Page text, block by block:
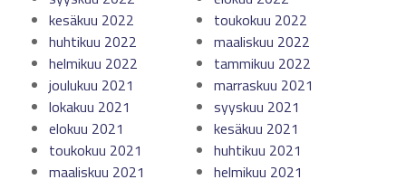
kesäkuu 2022
toukokuu 2022
huhtikuu 2022
maaliskuu 2022
helmikuu 2022
tammikuu 2022
joulukuu 2021
marraskuu 2021
lokakuu 2021
syyskuu 2021
elokuu 2021
kesäkuu 2021
toukokuu 2021
huhtikuu 2021
maaliskuu 2021
helmikuu 2021